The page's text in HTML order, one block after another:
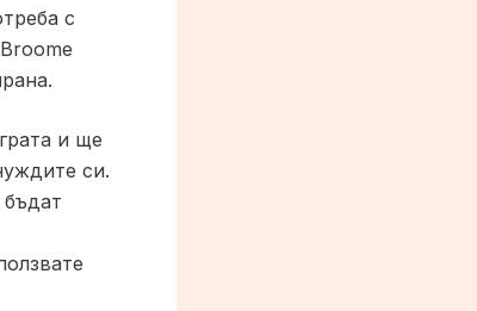
с
и ще
си.